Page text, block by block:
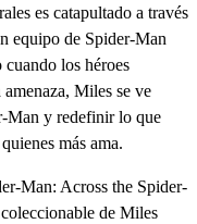
es catapultado a través
equipo de Spider-Man
cuando los héroes
Miles se ve
Man y redefinir lo que
más ama.
Man: Across the Spider-
de Miles